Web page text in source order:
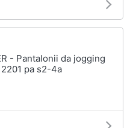
- Pantalonii da jogging
pa s2-4a